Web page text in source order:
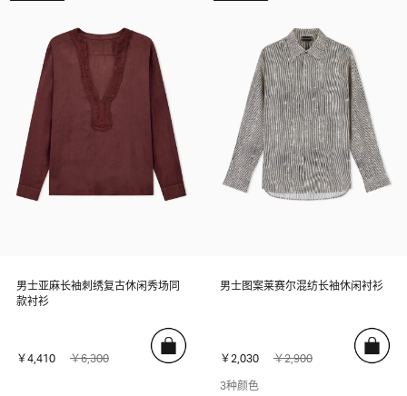
男士亚麻长袖刺绣复古休闲秀场同
款衬衫
￥4,410 ￥6,300
男士图案莱赛尔混纺长袖休闲衬衫
￥2,030
￥2,900
3种颜色